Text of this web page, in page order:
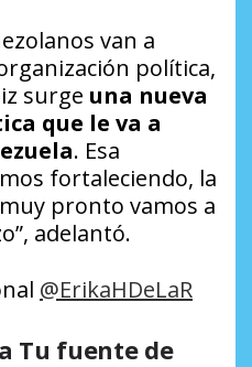
van a
política,
surge una nueva
que le va a
. Esa
fortaleciendo, la
pronto vamos a
adelantó.
@ErikaHDeLaR
Tu fuente de